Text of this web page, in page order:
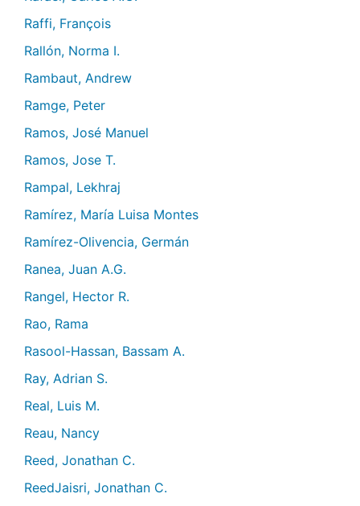
Raffi, François
Rallón, Norma I.
Rambaut, Andrew
Ramge, Peter
Ramos, José Manuel
Ramos, Jose T.
Rampal, Lekhraj
Ramírez, María Luisa Montes
Ramírez-Olivencia, Germán
Ranea, Juan A.G.
Rangel, Hector R.
Rao, Rama
Rasool-Hassan, Bassam A.
Ray, Adrian S.
Real, Luis M.
Reau, Nancy
Reed, Jonathan C.
ReedJaisri, Jonathan C.